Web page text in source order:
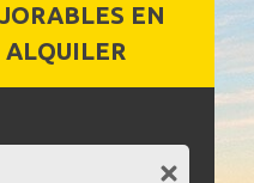
EN
ALQUILER